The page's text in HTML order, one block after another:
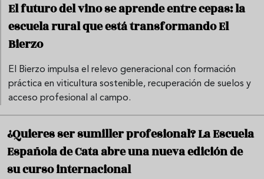
El futuro del vino se aprende entre cepas: la
escuela rural que está transformando El
Bierzo
El Bierzo impulsa el relevo generacional con formación
práctica en viticultura sostenible, recuperación de suelos y
acceso profesional al campo.
¿Quieres ser sumiller profesional? La Escuela
Española de Cata abre una nueva edición de
su curso internacional